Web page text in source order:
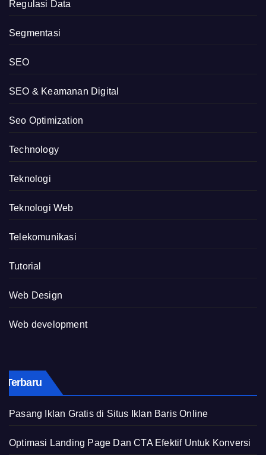
Regulasi Data
Segmentasi
SEO
SEO & Keamanan Digital
Seo Optimization
Technology
Teknologi
Teknologi Web
Telekomunikasi
Tutorial
Web Design
Web development
Terbaru
Pasang Iklan Gratis di Situs Iklan Baris Online
Optimasi Landing Page Dan CTA Efektif Untuk Konversi